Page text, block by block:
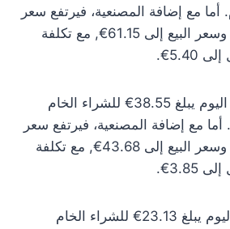
أما مع إضافة المصنعية، فيرتفع سعر
الشراء إلى 59.37€ وسعر البيع إلى 61.15€, مع تكلفة
سعر الذهب عيار 10 اليوم يبلغ 38.55€ للشراء الخام
أما مع إضافة المصنعية، فيرتفع سعر
الشراء إلى 42.40€ وسعر البيع إلى 43.68€, مع تكلفة
سعر الذهب عيار 6 اليوم يبلغ 23.13€ للشراء الخام